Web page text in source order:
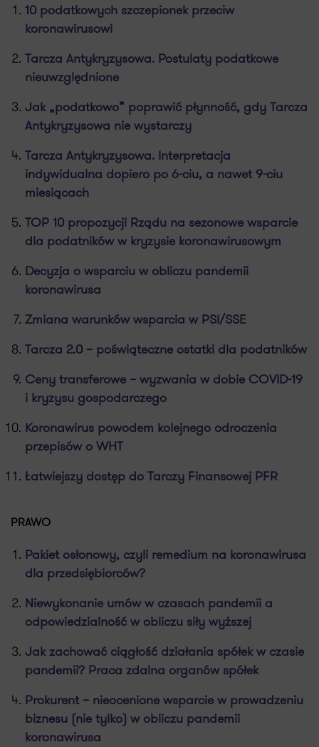
10 podatkowych szczepionek przeciw
koronawirusowi
Tarcza Antykryzysowa. Postulaty podatkowe
nieuwzględnione
Jak „podatkowo” poprawić płynność, gdy Tarcza
Antykryzysowa nie wystarczy
Tarcza Antykryzysowa. Interpretacja
indywidualna dopiero po 6-ciu, a nawet 9-ciu
miesiącach
TOP 10 propozycji Rządu na sezonowe wsparcie
dla podatników w kryzysie koronawirusowym
Decyzja o wsparciu w obliczu pandemii
koronawirusa
Zmiana warunków wsparcia w PSI/SSE
Tarcza 2.0 – poświąteczne ostatki dla podatników
Ceny transferowe – wyzwania w dobie COVID-19
i kryzysu gospodarczego
Koronawirus powodem kolejnego odroczenia
przepisów o WHT
Łatwiejszy dostęp do Tarczy Finansowej PFR
PRAWO
Pakiet osłonowy, czyli remedium na koronawirusa
dla przedsiębiorców?
Niewykonanie umów w czasach pandemii a
odpowiedzialność w obliczu siły wyższej
Jak zachować ciągłość działania spółek w czasie
pandemii? Praca zdalna organów spółek
Prokurent – nieocenione wsparcie w prowadzeniu
biznesu (nie tylko) w obliczu pandemii
koronawirusa